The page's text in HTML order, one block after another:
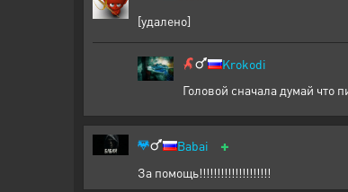
[удалено]
Krokodi
Головой сначала думай что
Babai +
За помощь!!!!!!!!!!!!!!!!!!!!